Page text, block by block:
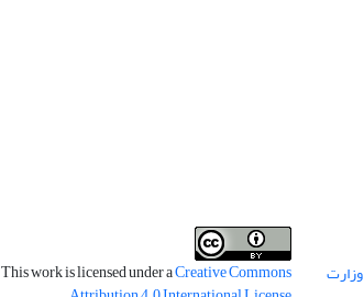
This work is licensed under aCreative Commons